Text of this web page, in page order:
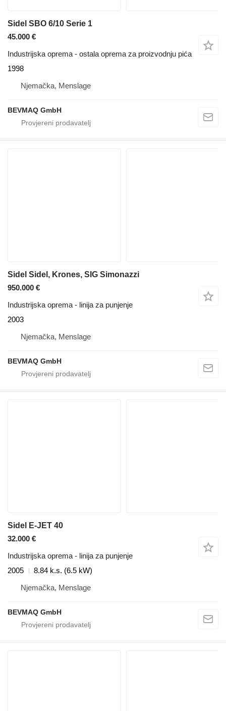
Sidel SBO 6/10 Serie 1
45.000 €
Industrijska oprema - ostala oprema za proizvodnju pića
1998
Njemačka, Menslage
BEVMAQ GmbH
Sidel Sidel, Krones, SIG Simonazzi
950.000 €
Industrijska oprema - linija za punjenje
2003
Njemačka, Menslage
BEVMAQ GmbH
Sidel E-JET 40
32.000 €
Industrijska oprema - linija za punjenje
2005
8.84 k.s. (6.5 kW)
Njemačka, Menslage
BEVMAQ GmbH